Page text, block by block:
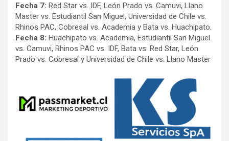
Fecha 7: Red Star vs. IDF, León Prado vs. Camuvi, Llano
Master vs. Estudiantil San Miguel, Universidad de Chile vs.
Rhinos PAC, Cobresal vs. Academia y Bata vs. Huachipato.
Fecha 8: Huachipato vs. Academia, Estudiantil San Miguel
vs. Camuvi, Rhinos PAC vs. IDF, Bata vs. Red Star, León
Prado vs. Cobresal y Universidad de Chile vs. Llano Master